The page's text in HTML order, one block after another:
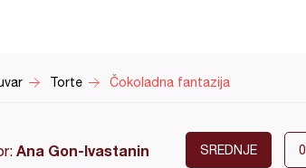
Torte Čokoladna fantazija
Ana Gon-Ivastanin SREDNJE 0